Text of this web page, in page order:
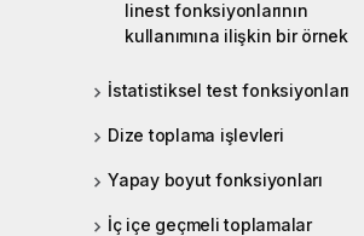
linest fonksiyonlarının
kullanımına ilişkin bir örnek
İstatistiksel test fonksiyonları
Dize toplama işlevleri
Yapay boyut fonksiyonları
İç içe geçmeli toplamalar